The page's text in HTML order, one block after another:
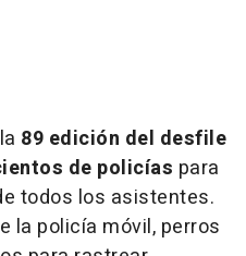
89 edición del desfile
de policías para
todos los asistentes.
la policía móvil, perros